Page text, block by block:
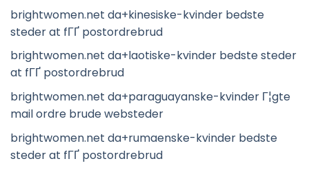
brightwomen.net da+kinesiske-kvinder bedste
steder at fГҐ postordrebrud
brightwomen.net da+laotiske-kvinder bedste steder
at fГҐ postordrebrud
brightwomen.net da+paraguayanske-kvinder Г¦gte
mail ordre brude websteder
brightwomen.net da+rumaenske-kvinder bedste
steder at fГҐ postordrebrud